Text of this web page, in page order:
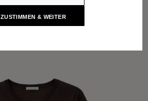
ZUSTIMMEN & WEITER